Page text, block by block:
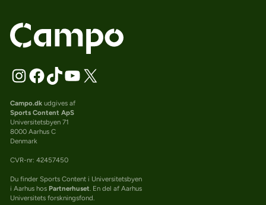
Campo.dkudgives af
Sports Content ApS
Universitetsbyen 71
8000 Aarhus C
Denmark
CVR-nr: 42457450
Du finder Sports Content i Universitetsbyen
i Aarhus hos Partnerhuset. En del af Aarhus
Universitets forskningsfond.